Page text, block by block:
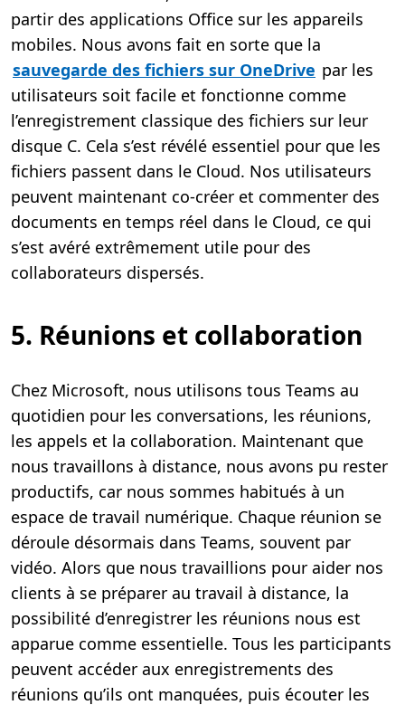
partir des applications Office sur les appareils
mobiles. Nous avons fait en sorte que la
sauvegarde des fichiers sur OneDrive par les
utilisateurs soit facile et fonctionne comme
l’enregistrement classique des fichiers sur leur
disque C. Cela s’est révélé essentiel pour que les
fichiers passent dans le Cloud. Nos utilisateurs
peuvent maintenant co-créer et commenter des
documents en temps réel dans le Cloud, ce qui
s’est avéré extrêmement utile pour des
collaborateurs dispersés.
5. Réunions et collaboration
Chez Microsoft, nous utilisons tous Teams au
quotidien pour les conversations, les réunions,
les appels et la collaboration. Maintenant que
nous travaillons à distance, nous avons pu rester
productifs, car nous sommes habitués à un
espace de travail numérique. Chaque réunion se
déroule désormais dans Teams, souvent par
vidéo. Alors que nous travaillions pour aider nos
clients à se préparer au travail à distance, la
possibilité d’enregistrer les réunions nous est
apparue comme essentielle. Tous les participants
peuvent accéder aux enregistrements des
réunions qu’ils ont manquées, puis écouter les